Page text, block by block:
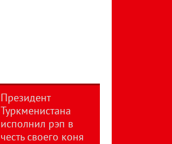
Президент
Туркменистана
исполнил рэп в
честь своего коня